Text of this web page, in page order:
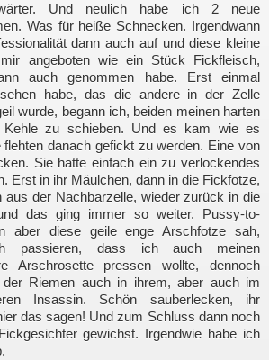
Und neulich habe ich 2 neue
Was für heiße Schnecken. Irgendwann
dann auch auf und diese kleine
angeboten wie ein Stück Fickfleisch,
auch genommen habe. Erst einmal
habe, das die andere in der Zelle
wurde, begann ich, beiden meinen harten
Kehle zu schieben. Und es kam wie es
danach gefickt zu werden. Eine von
Sie hatte einfach ein zu verlockendes
Erst in ihr Mäulchen, dann in die Fickfotze,
aus der Nachbarzelle, wieder zurück in die
das ging immer so weiter. Pussy-to-
aber diese geile enge Arschfotze sah,
passieren, dass ich auch meinen
Arschrosette pressen wollte, dennoch
Riemen auch in ihrem, aber auch im
Insassin. Schön sauberlecken, ihr
das sagen! Und zum Schluss dann noch
gewichst. Irgendwie habe ich